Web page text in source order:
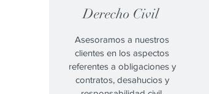
Derecho Civil
Asesoramos a nuestros
clientes en los aspectos
referentes a obligaciones y
contratos, desahucios y